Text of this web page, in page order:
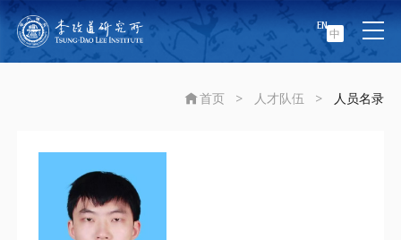
中
EN
首页 > 人才队伍 > 人员名录